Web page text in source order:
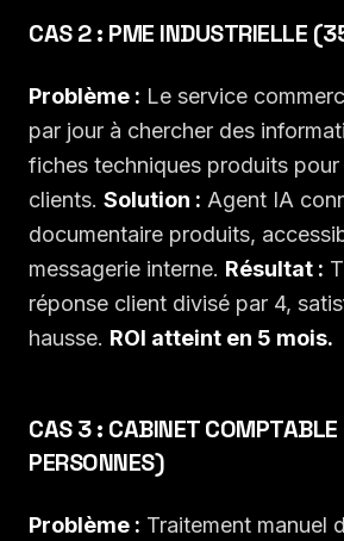
CAS 2 : PME INDUSTRIELLE
Problème : Le service
par jour à chercher des
fiches techniques produits
clients. Solution : Agent IA
documentaire produits,
messagerie interne. Résultat :
réponse client divisé par 4,
hausse. ROI atteint en 5 mois.
CAS 3 : CABINET
PERSONNES)
Problème : Traitement manuel